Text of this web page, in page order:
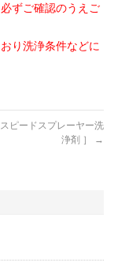
ずご確認のうえご
り洗浄条件などに
ピードスプレーヤー洗
浄剤 ］
→